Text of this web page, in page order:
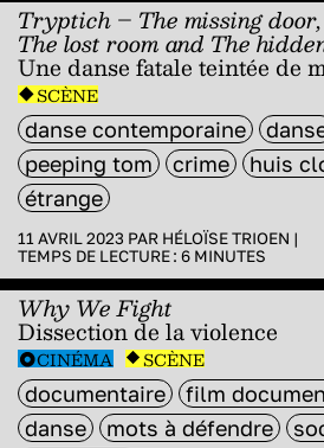
Tryptich – The missing door,
The lost room and The
Une danse fatale teintée de
SCÈNE
danse contemporaine
peeping tom
crime huis
étrange
11 AVRIL 2023 PAR HÉLOÏSE TRIOEN |
TEMPS DE LECTURE : 6 MINUTES
Why We Fight
Dissection de la violence
CINÉMA SCÈNE
documentaire film
danse
mots à défendre